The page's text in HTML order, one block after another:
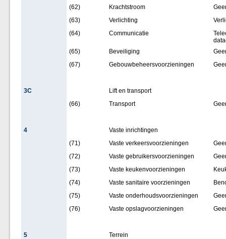
(62) Krachtstroom
(63)
Verlichting
(64)
Communicatie
(65)
Beveiliging
(67)
Gebouwbeheersvoorzieningen
3C
Lift en transport
(66)
Transport
4
Vaste inrichtingen
(71)
Vaste verkeersvoorzieningen
(72)
Vaste gebruikersvoorzieningen
(73)
Vaste keukenvoorzieningen
(74)
Vaste sanitaire voorzieningen
(75)
Vaste onderhoudsvoorzieningen
(76)
Vaste opslagvoorzieningen
5
Terrein